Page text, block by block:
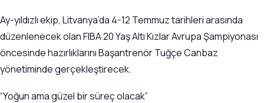
Ay-yıldızlı ekip, Litvanya’da 4-12 Temmuz tarihleri arasında
düzenlenecek olan FIBA 20 Yaş Altı Kızlar Avrupa Şampiyonası
öncesinde hazırlıklarını Başantrenör Tuğçe Canbaz
yönetiminde gerçekleştirecek.
“Yoğun ama güzel bir süreç olacak”